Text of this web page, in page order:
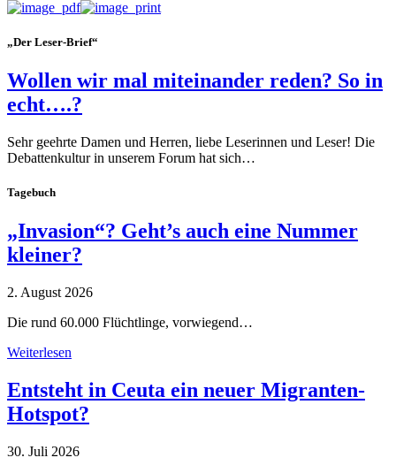
„Der Leser-Brief“
Wollen wir mal miteinander reden? So in
echt….?
Sehr geehrte Damen und Herren, liebe Leserinnen und Leser! Die
Debattenkultur in unserem Forum hat sich…
Tagebuch
„Invasion“? Geht’s auch eine Nummer
kleiner?
2. August 2026
Die rund 60.000 Flüchtlinge, vorwiegend…
Weiterlesen
Entsteht in Ceuta ein neuer Migranten-
Hotspot?
30. Juli 2026